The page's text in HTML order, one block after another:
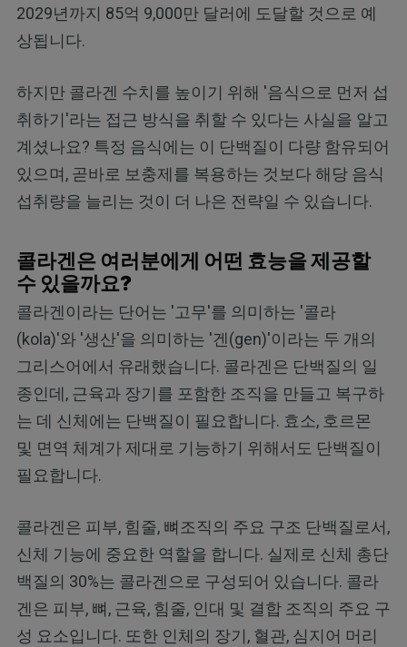
2029년까지 85억 9,000만 달러에 도달할 것으로 예
상됩니다.
하지만 콜라겐 수치를 높이기 위해 '음식으로 먼저 섭
취하기'라는 접근 방식을 취할 수 있다는 사실을 알고
계셨나요? 특정 음식에는 이 단백질이 다량 함유되어
있으며, 곧바로 보충제를 복용하는 것보다 해당 음식
섭취량을 늘리는 것이 더 나은 전략일 수 있습니다.
콜라겐은 여러분에게 어떤 효능을 제공할
수 있을까요?
콜라겐이라는 단어는 '고무'를 의미하는 '콜라
(kola)'와 '생산'을 의미하는 '겐(gen)'이라는 두 개의
그리스어에서 유래했습니다. 콜라겐은 단백질의 일
종인데, 근육과 장기를 포함한 조직을 만들고 복구하
는 데 신체에는 단백질이 필요합니다. 효소, 호르몬
및 면역 체계가 제대로 기능하기 위해서도 단백질이
필요합니다.
콜라겐은 피부, 힘줄, 뼈조직의 주요 구조 단백질로서,
신체 기능에 중요한 역할을 합니다. 실제로 신체 총단
백질의 30%는 콜라겐으로 구성되어 있습니다. 콜라
겐은 피부, 뼈, 근육, 힘줄, 인대 및 결합 조직의 주요 구
성 요소입니다. 또한 인체의 장기, 혈관, 심지어 머리